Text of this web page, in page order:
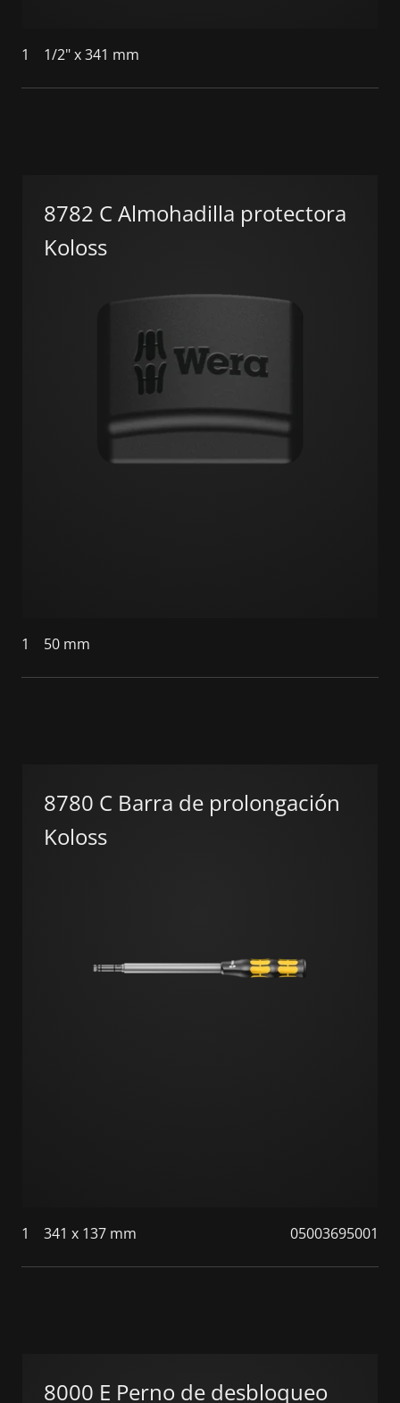
1 1/2" x 341 mm
8782 C Almohadilla protectora
Koloss
1 50 mm
8780 C Barra de prolongación
Koloss
1 341 x 137 mm 05003695001
8000 E Perno de desbloqueo